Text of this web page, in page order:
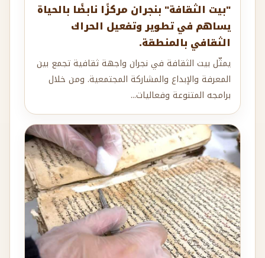
"بيت الثقافة" بنجران مركزًا نابضًا بالحياة
يساهم في تطوير وتفعيل الحراك
الثقافي بالمنطقة.
يمثّل بيت الثقافة في نجران واجهة ثقافية تجمع بين
المعرفة والإبداع والمشاركة المجتمعية. ومن خلال
برامجه المتنوعة وفعاليات...